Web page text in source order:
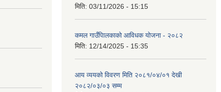
मिति: 03/11/2026 - 15:15
कमल गाउँपािलकाको आविधक योजना - २०८२
मिति: 12/14/2025 - 15:35
आय व्ययको विवरण मिति २०८१/०४/०१ देखी
२०८२/०३/०३ सम्म